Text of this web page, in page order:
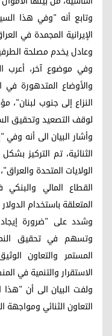
وتابع أنه "وفي هذا
الإيرانية المجمدة في
وعادل يخدم مصلحة
وفي موضوع آخر، أعرب
والأوضاع المتدهورة
النزاع إلى جنوب
لوقف التصعيد وتحقيق
وأشار البيان الى أنه وفي
الثنائية، تم التركيز
الولايات المتحدة
القطاع المالي
المتعلقة باستخدام
وشدد على "ضرورة إيجاد
وتسهم في تحقيق
المستمر والتعاون
الاستقرار والتنمية في
ولفت البيان الى أن "هذا
التعاون الثنائي ومواجهة